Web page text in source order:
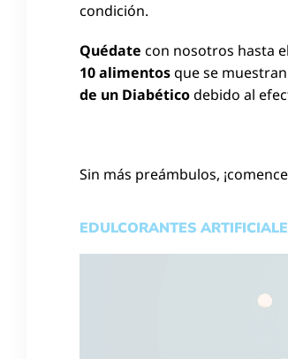
condición.
Quédate con nosotros hasta el
10 alimentosque se
de un Diabéticodebido al
Sin más preámbulos,
EDULCORANTES